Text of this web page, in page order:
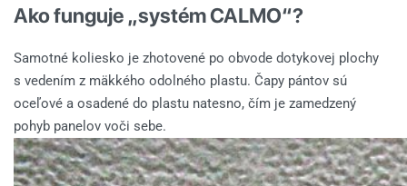
Ako funguje „systém CALMO“?
Samotné koliesko je zhotovené po obvode dotykovej plochy
s vedením z mäkkého odolného plastu. Čapy pántov sú
oceľové a osadené do plastu natesno, čím je zamedzený
pohyb panelov voči sebe.